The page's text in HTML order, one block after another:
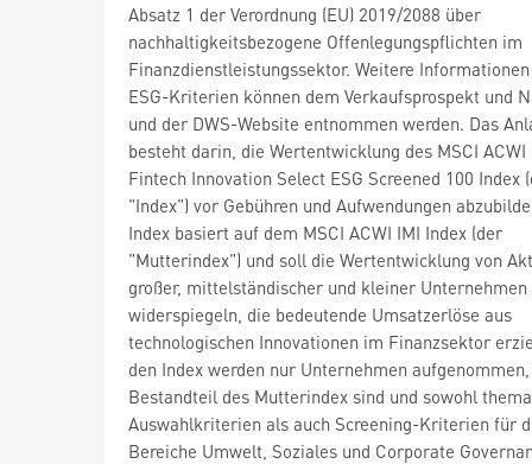
Absatz 1 der Verordnung (EU) 2019/2088 über
nachhaltigkeitsbezogene Offenlegungspflichten im
Finanzdienstleistungssektor. Weitere
ESG-Kriterien können dem Verkaufsprospekt und
und der DWS-Website entnommen werden. Das
besteht darin, die Wertentwicklung des MSCI ACWI
Fintech Innovation Select ESG Screened 100 Index
"Index") vor Gebühren und Aufwendungen
Index basiert auf dem MSCI ACWI IMI Index (der
"Mutterindex") und soll die Wertentwicklung von
großer, mittelständischer und kleiner
widerspiegeln, die bedeutende Umsatzerlöse aus
technologischen Innovationen im Finanzsektor
den Index werden nur Unternehmen
Bestandteil des Mutterindex sind und sowohl
Auswahlkriterien als auch Screening-Kriterien für
Bereiche Umwelt, Soziales und Corporate